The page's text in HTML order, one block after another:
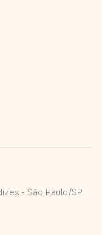
- São Paulo/SP